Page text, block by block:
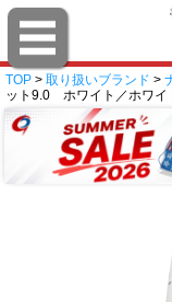
TOP > 取り扱いブランド >
ット9.0 ホワイト／ホワイ